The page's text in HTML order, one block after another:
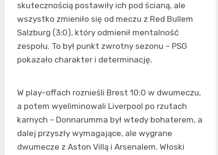
skutecznością postawiły ich pod ścianą, ale
wszystko zmieniło się od meczu z Red Bullem
Salzburg (3:0), który odmienił mentalność
zespołu. To był punkt zwrotny sezonu – PSG
pokazało charakter i determinację.
W play-offach roznieśli Brest 10:0 w dwumeczu,
a potem wyeliminowali Liverpool po rzutach
karnych – Donnarumma był wtedy bohaterem, a
dalej przyszły wymagające, ale wygrane
dwumecze z Aston Villą i Arsenalem. Włoski